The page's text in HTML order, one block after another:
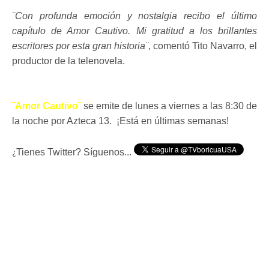
¨Con profunda emoción y nostalgia recibo el último
capítulo de Amor Cautivo. Mi gratitud a los brillantes
escritores por esta gran historia¨, comentó Tito Navarro, el
productor de la telenovela.
¨Amor Cautivo¨se emite de lunes a viernes a las 8:30 de
la noche por Azteca 13. ¡Está en últimas semanas!
¿Tienes Twitter? Síguenos...